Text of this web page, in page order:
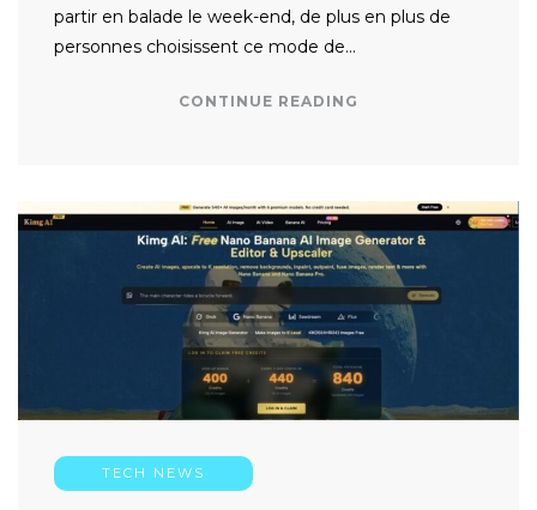
partir en balade le week-end, de plus en plus de
personnes choisissent ce mode de…
CONTINUE READING
TECH NEWS